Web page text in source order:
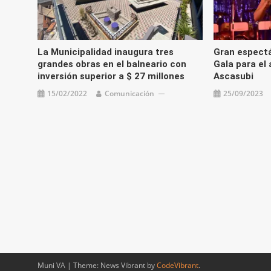
La Municipalidad inaugura tres
grandes obras en el balneario con
inversión superior a $ 27 millones
15/02/2022 Comunicación
Gran
Gala para el
Ascasubi
25/09/2023
Muni VA | Theme: News Vibrant byCodeVibrant.